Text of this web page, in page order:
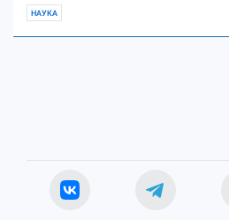
НАУКА